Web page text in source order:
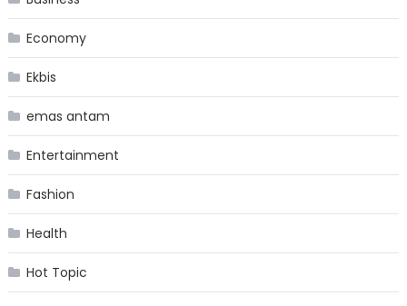
Economy
Ekbis
emas antam
Entertainment
Fashion
Health
Hot Topic